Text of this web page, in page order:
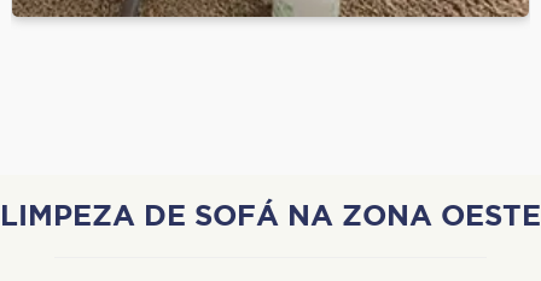
LIMPEZA DE SOFÁ NA ZONA OESTE